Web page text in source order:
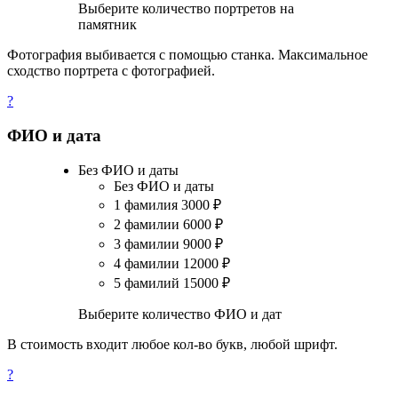
Выберите количество портретов на
памятник
Фотография выбивается с помощью станка. Максимальное
сходство портрета с фотографией.
?
ФИО и дата
Без ФИО и даты
Без ФИО и даты
1 фамилия 3000 ₽
2 фамилии 6000 ₽
3 фамилии 9000 ₽
4 фамилии 12000 ₽
5 фамилий 15000 ₽
Выберите количество ФИО и дат
В стоимость входит любое кол-во букв, любой шрифт.
?